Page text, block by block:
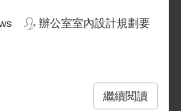
辦公室室內設計規劃要
繼續閱讀